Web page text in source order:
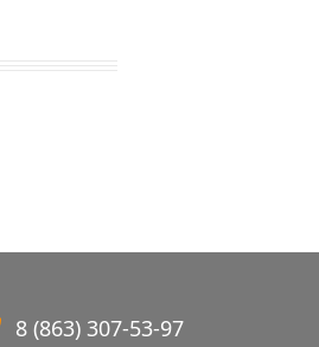
8 (863) 307-53-97